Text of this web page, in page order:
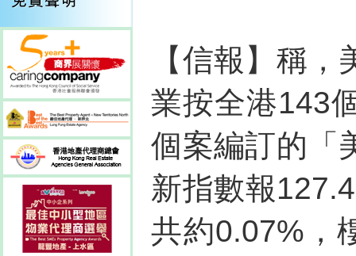
【信報】稱
業按全港143
個案編訂的「
新指數報
共約0.07%，